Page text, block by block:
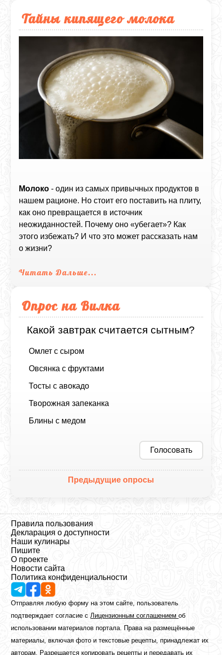
Тайны кипящего молока
Молоко - один из самых привычных продуктов в
нашем рационе. Но стоит его поставить на плиту,
как оно превращается в источник
неожиданностей. Почему оно «убегает»? Как
этого избежать? И что это может рассказать нам
о жизни?
Читать Дальше...
Опрос на Вилка
Какой завтрак считается сытным?
Омлет с сыром
Овсянка с фруктами
Тосты с авокадо
Творожная запеканка
Блины с медом
Голосовать
Предыдущие опросы
Правила пользования
Декларация о доступности
Наши кулинары
Пишите
О проекте
Новости сайта
Политика конфиденциальности
Отправляя любую форму на этом сайте, пользователь
подтверждает согласие с Лицензионным соглашениемоб
использовании материалов портала. Права на размещённые
материалы, включая фото и текстовые рецепты, принадлежат их
авторам. Разрешается копировать рецепты и передавать их